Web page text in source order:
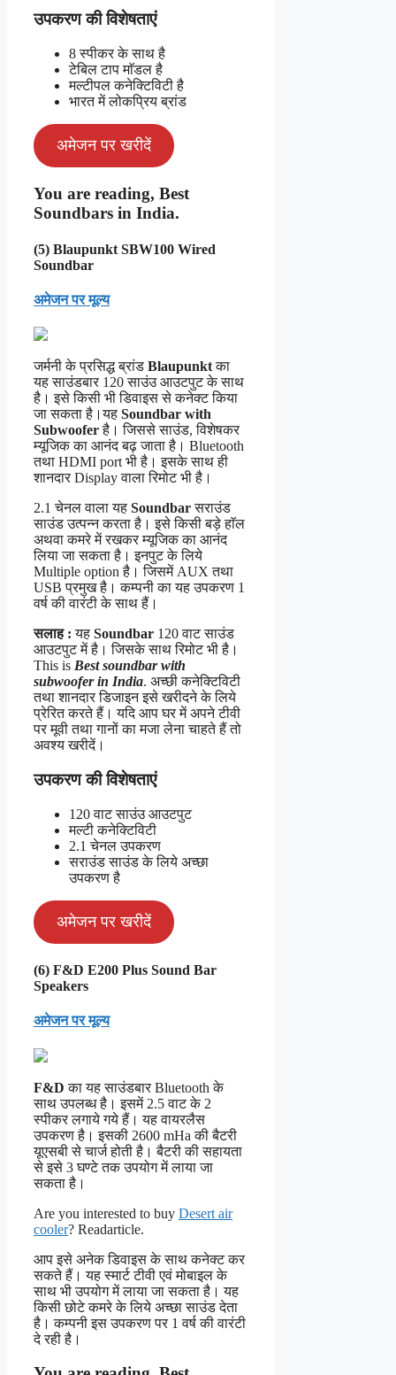
उपकरण की विशेषताएं
8 स्पीकर के साथ है
टेबिल टाप माॅडल है
मल्टीपल कनेक्टिविटी है
भारत में लोकप्रिय ब्रांड
अमेजन पर खरीदें
You are reading, Best
Soundbars in India.
(5) Blaupunkt SBW100 Wired
Soundbar
अमेजन पर मूल्य
जर्मनी के प्रसिद्ध ब्रांड Blaupunktका
यह साउंडबार 120 साउंउ आउटपुट के साथ
है। इसे किसी भी डिवाइस से कनेक्ट किया
जा सकता है।यह Soundbar with
Subwooferहै। जिससे साउंड, विशेषकर
म्यूजिक का आनंद बढ़ जाता है। Bluetooth
तथा HDMI port भी है। इसके साथ ही
शानदार Display वाला रिमोट भी है।
2.1 चेनल वाला यह Soundbarसराउंड
साउंड उत्पन्न करता है। इसे किसी बड़े हाॅल
अथवा कमरे में रखकर म्यूजिक का आनंद
लिया जा सकता है। इनपुट के लिये
Multiple option है। जिसमें AUX तथा
USB प्रमुख है। कम्पनी का यह उपकरण 1
वर्ष की वारंटी के साथ हैं।
सलाह : यह Soundbar 120 वाट साउंड
आउटपुट में है। जिसके साथ रिमोट भी है।
This is Best soundbar with
subwoofer in India. अच्छी कनेक्टिविटी
तथा शानदार डिजाइन इसे खरीदने के लिये
प्रेरित करते हैं। यदि आप घर में अपने टीवी
पर मूवी तथा गानों का मजा लेना चाहते हैं तो
अवश्य खरीदें।
उपकरण की विशेषताएं
120 वाट साउंउ आउटपुट
मल्टी कनेक्टिविटी
2.1 चेनल उपकरण
सराउंड साउंड के लिये अच्छा
उपकरण है
अमेजन पर खरीदें
(6) F&D E200 Plus Sound Bar
Speakers
अमेजन पर मूल्य
F&D का यह साउंडबार Bluetooth के
साथ उपलब्ध है। इसमें 2.5 वाट के 2
स्पीकर लगाये गये हैं। यह वायरलैस
उपकरण है। इसकी 2600 mHa की बैटरी
यूएसबी से चार्ज होती है। बैटरी की सहायता
से इसे 3 घण्टे तक उपयोग में लाया जा
सकता है।
Are you interested to buy Desert air
cooler? Readarticle.
आप इसे अनेक डिवाइस के साथ कनेक्ट कर
सकते हैं। यह स्मार्ट टीवी एवं मोबाइल के
साथ भी उपयोग में लाया जा सकता है। यह
किसी छोटे कमरे के लिये अच्छा साउंड देता
है। कम्पनी इस उपकरण पर 1 वर्ष की वारंटी
दे रही है।